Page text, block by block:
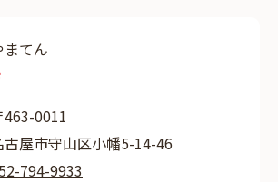
てん
463-0011
古屋市守山区小幡5-14-46
794-9933